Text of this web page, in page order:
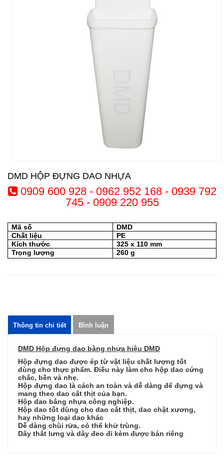
DMD HỘP ĐỰNG DAO NHỰA
0909 600 928 - 0962 952 168 - 0939 792
745 - 0909 220 955
Mã số
DMD
Chất liệu
PE
Kích thước
325 x 110 mm
Trọng lượng
260 g
Thông tin chi tiết Bình luận
DMD Hộp đựng dao bằng nhựa hiệu DMD
Hộp đựng dao được ép từ vật liệu chất lượng tốt
dùng cho thực phẩm. Điều này làm cho hộp dao cứng
chắc, bền và nhẹ.
Hộp đựng dao là cách an toàn và dễ dàng để đựng và
mang theo dao cắt thịt của bạn.
Hộp dao bằng nhựa công nghiệp.
Hộp dao tốt dùng cho dao cắt thịt, dao chặt xương,
hay những loại dao khác
Dễ dàng chùi rửa, có thể khử trùng.
Dây thắt lưng và dây đeo đi kèm được bán riêng